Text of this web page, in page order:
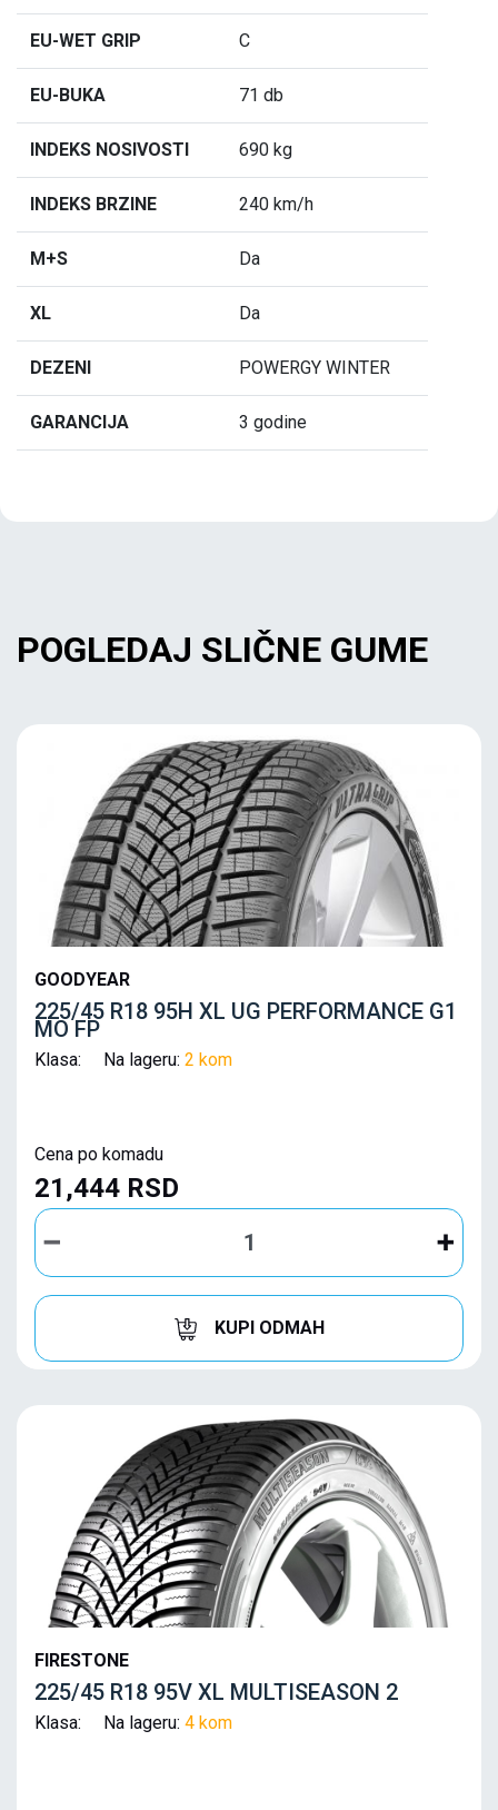
EU-WET GRIP C
EU-BUKA 71 db
INDEKS NOSIVOSTI 690 kg
INDEKS BRZINE 240 km/h
M+S Da
XL Da
DEZENI POWERGY WINTER
GARANCIJA 3 godine
POGLEDAJ SLIČNE GUME
GOODYEAR
225/45 R18 95H XL UG PERFORMANCE G1
MO FP
Klasa: Na lageru: 2 kom
Cena po komadu
21,444 RSD
KUPI ODMAH
FIRESTONE
225/45 R18 95V XL MULTISEASON 2
Klasa: Na lageru: 4 kom